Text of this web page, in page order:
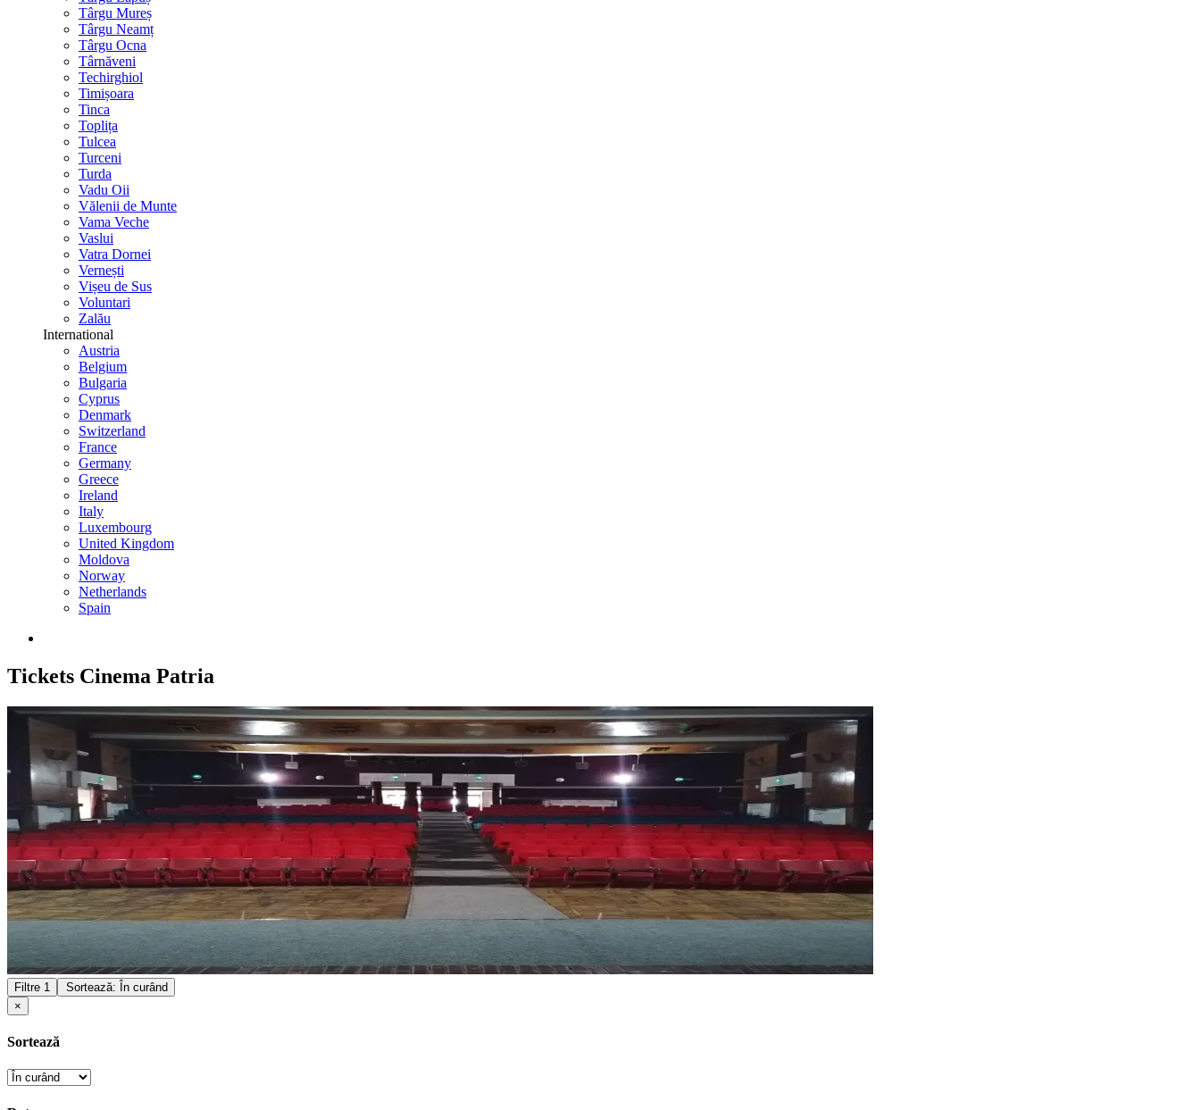
Târgu Mureș
Târgu Neamț
Târgu Ocna
Târnăveni
Techirghiol
Timișoara
Tinca
Toplița
Tulcea
Turceni
Turda
Vadu Oii
Vălenii de Munte
Vama Veche
Vaslui
Vatra Dornei
Vernești
Vișeu de Sus
Voluntari
Zalău
International
Austria
Belgium
Bulgaria
Cyprus
Denmark
Switzerland
France
Germany
Greece
Ireland
Italy
Luxembourg
United Kingdom
Moldova
Norway
Netherlands
Spain
Tickets Cinema Patria
Filtre 1
Sortează: În curând
×
Sortează